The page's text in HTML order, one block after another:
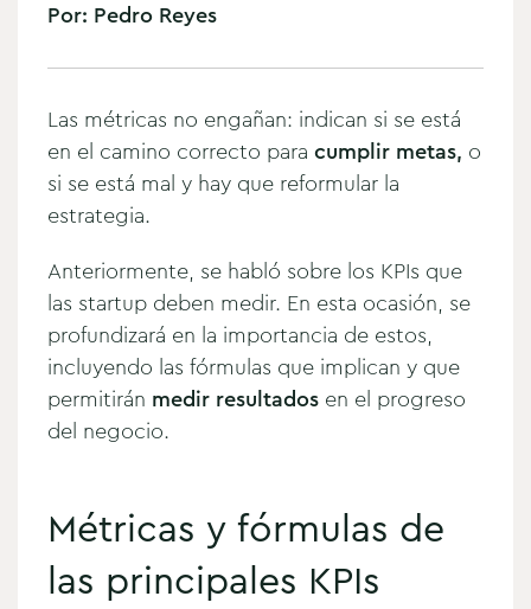
Por: Pedro Reyes
Las métricas no engañan: indican si se está
en el camino correcto para cumplir metas, o
si se está mal y hay que reformular la
estrategia.
Anteriormente, se habló sobre los KPIs que
las startup deben medir. En esta ocasión, se
profundizará en la importancia de estos,
incluyendo las fórmulas que implican y que
permitirán medir resultados en el progreso
del negocio.
Métricas y fórmulas de
las principales KPIs